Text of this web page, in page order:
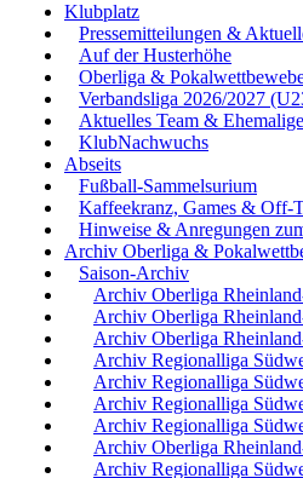
Klubplatz
Pressemitteilungen &
Auf der Husterhöhe
Oberliga &
Verbandsliga 2026/2027
Aktuelles Team & Ehemalige
KlubNachwuchs
Abseits
Fußball-Sammelsurium
Kaffeekranz, Games & Off-
Hinweise & Anregungen
Archiv Oberliga &
Saison-Archiv
Archiv Oberliga
Archiv Oberliga
Archiv Oberliga
Archiv Regionalliga
Archiv Regionalliga
Archiv Regionalliga
Archiv Regionalliga
Archiv Oberliga
Archiv Regionalliga